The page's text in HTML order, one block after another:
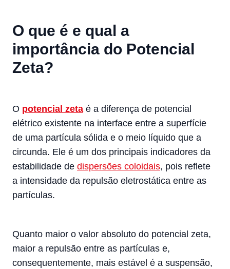
O que é e qual a
importância do Potencial
Zeta?
O potencial zeta é a diferença de potencial
elétrico existente na interface entre a superfície
de uma partícula sólida e o meio líquido que a
circunda. Ele é um dos principais indicadores da
estabilidade de dispersões coloidais, pois reflete
a intensidade da repulsão eletrostática entre as
partículas.
Quanto maior o valor absoluto do potencial zeta,
maior a repulsão entre as partículas e,
consequentemente, mais estável é a suspensão,